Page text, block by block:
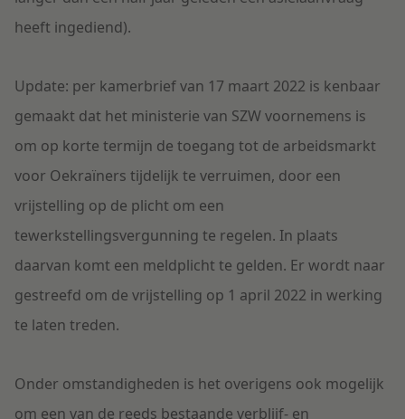
heeft ingediend).
Update: per kamerbrief van 17 maart 2022 is kenbaar
gemaakt dat het ministerie van SZW voornemens is
om op korte termijn de toegang tot de arbeidsmarkt
voor Oekraïners tijdelijk te verruimen, door een
vrijstelling op de plicht om een
tewerkstellingsvergunning te regelen. In plaats
daarvan komt een meldplicht te gelden. Er wordt naar
gestreefd om de vrijstelling op 1 april 2022 in werking
te laten treden.
Onder omstandigheden is het overigens ook mogelijk
om een van de reeds bestaande verblijf- en